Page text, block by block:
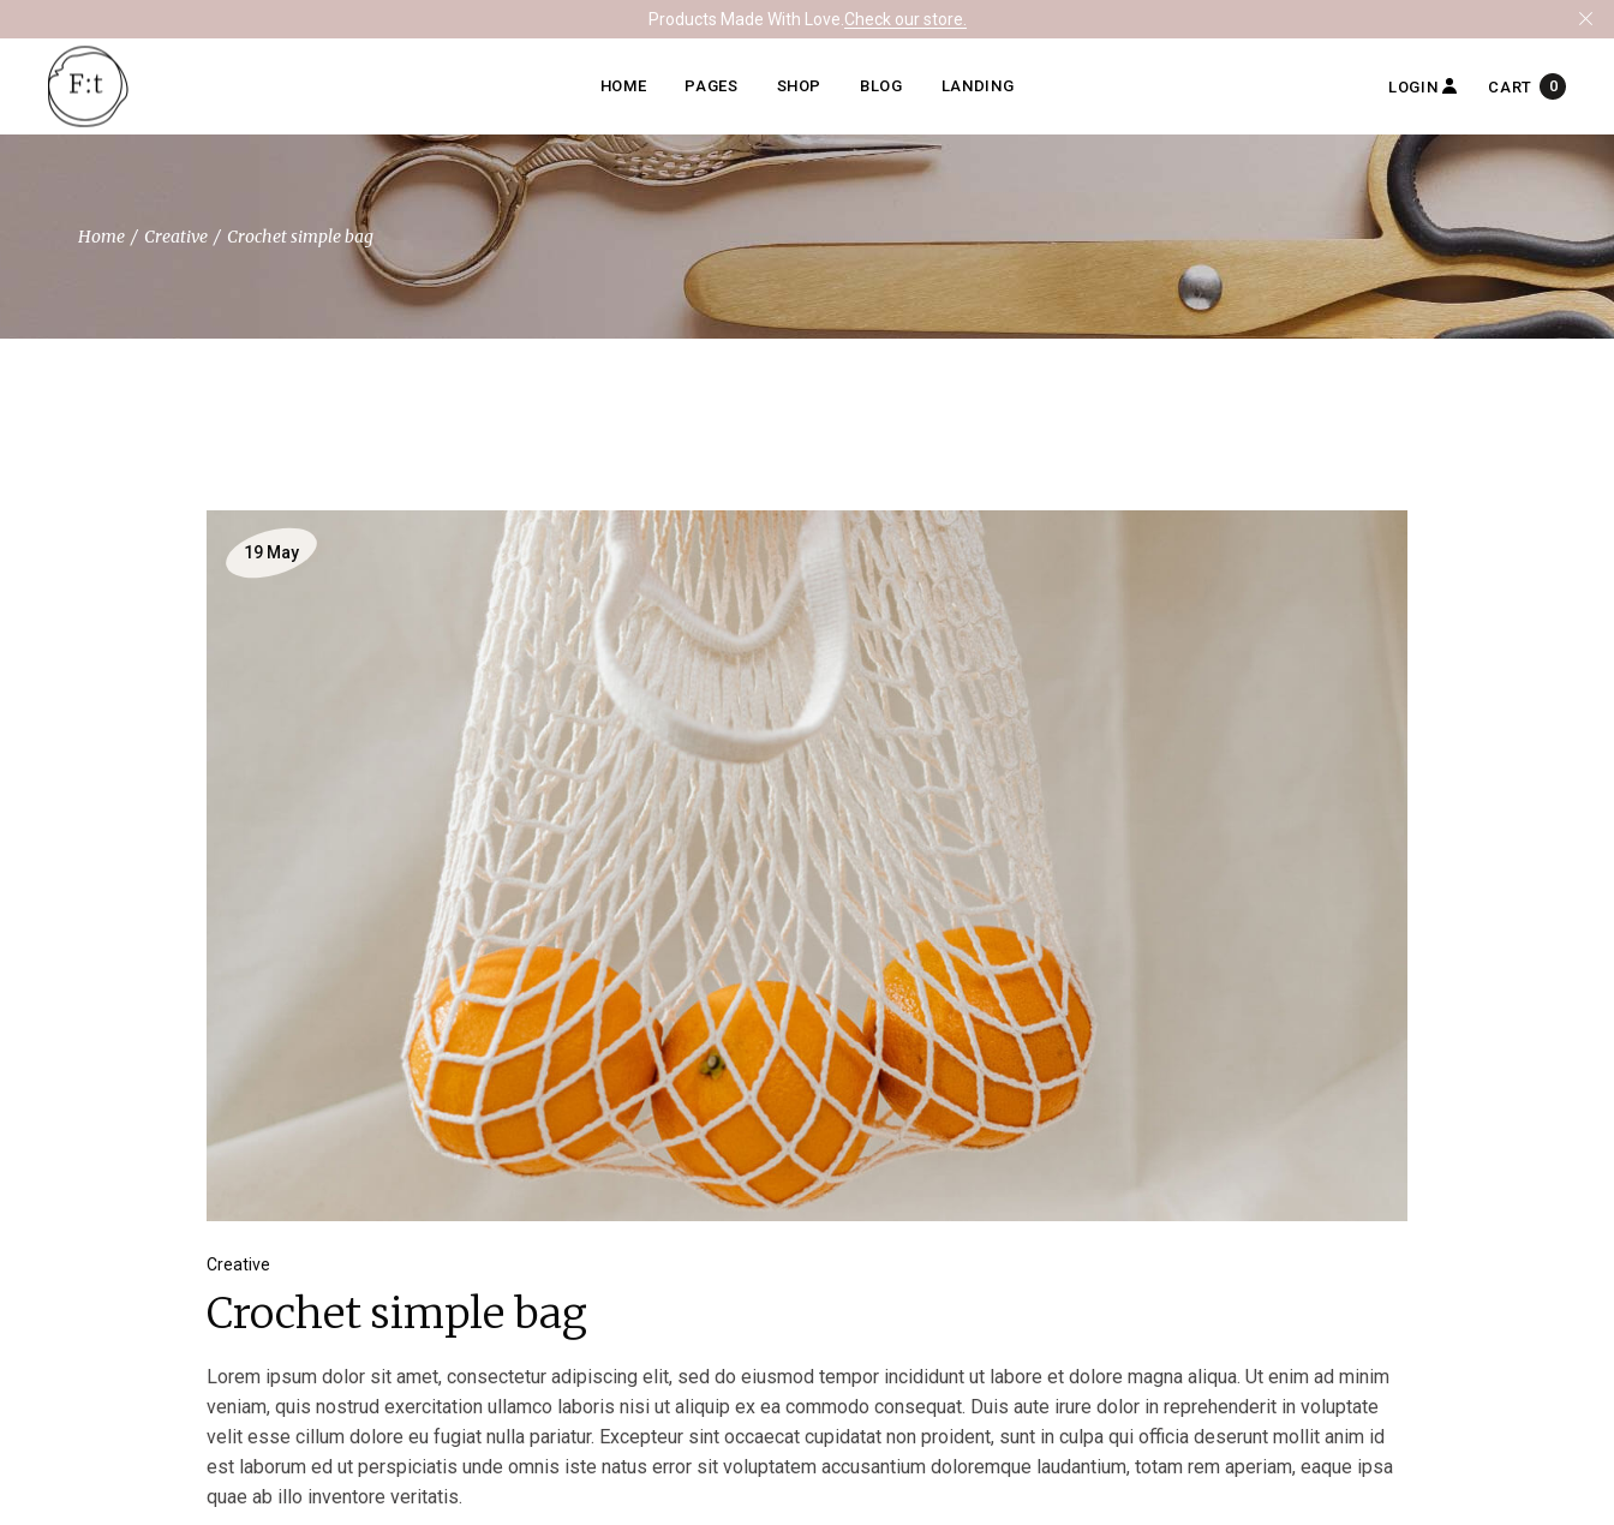
Products Made With Love. Check our store.
HOME
Knitwear Home
Leather Home
Ceramics Home
Soapmaking Home
Bakery Home
PAGES
About Me
Our Team
What We Do
Pricing Plans
Contact Us
SHOP BLOG
Right Sidebar
No Sidebar
Masonry
Post Formats
LANDING LOGIN CART 0
Knitwear Home
Ceramics Home
Soapmaking Home
Carpentry Home
About Me
What We Do
Pricing Plans
Get In Touch
Coming Soon
Right Sidebar
No Sidebar
Masonry
Home Creative Crochet simple bag
19 May
Creative
Crochet simple bag
Lorem ipsum dolor sit amet, consectetur adipiscing elit, sed do eiusmod tempor incididunt ut labore et dolore magna aliqua. Ut enim ad minim
veniam, quis nostrud exercitation ullamco laboris nisi ut aliquip ex ea commodo consequat. Duis aute irure dolor in reprehenderit in voluptate
velit esse cillum dolore eu fugiat nulla pariatur. Excepteur sint occaecat cupidatat non proident, sunt in culpa qui officia deserunt mollit anim id
est laborum ed ut perspiciatis unde omnis iste natus error sit voluptatem accusantium doloremque laudantium, totam rem aperiam, eaque ipsa
quae ab illo inventore veritatis.